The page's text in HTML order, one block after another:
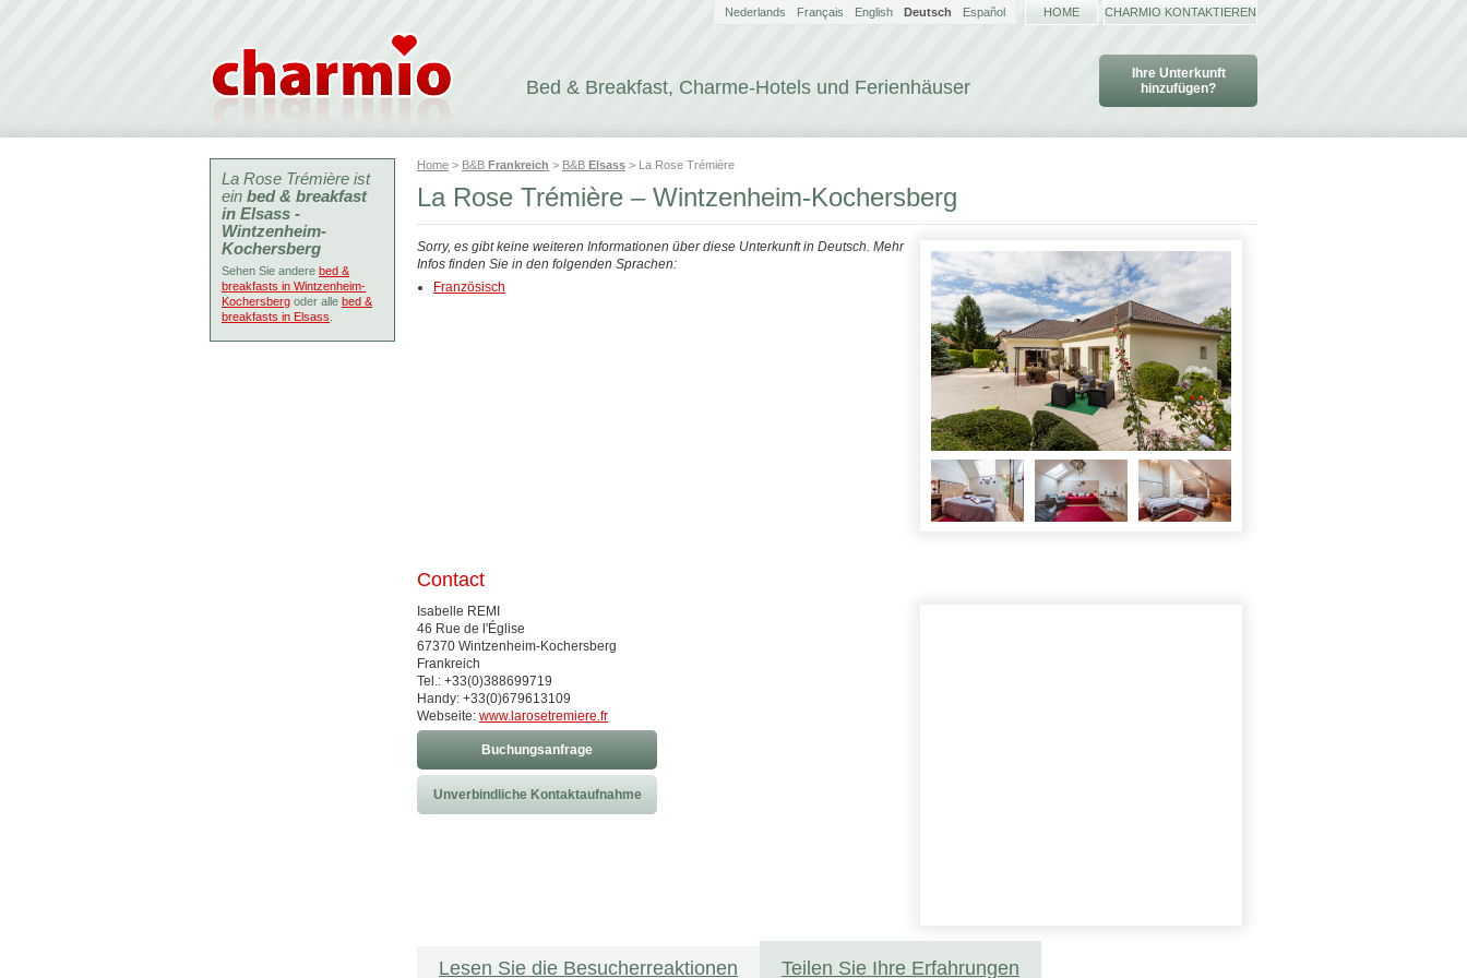
Bed & Breakfast, Charme-Hotels und Ferienhäuser
Ihre Unterkunft
hinzufügen?
Nederlands Français English Deutsch Español HOME CHARMIO KONTAKTIEREN
Home > B&B Frankreich > B&B Elsass > La Rose Trémière
La Rose Trémière – Wintzenheim-Kochersberg
Sorry, es gibt keine weiteren Informationen über diese Unterkunft in Deutsch. Mehr
Infos finden Sie in den folgenden Sprachen:
Französisch
Contact
Isabelle REMI
46 Rue de l'Église
67370 Wintzenheim-Kochersberg
Frankreich
Tel.: +33(0)388699719
Handy: +33(0)679613109
Webseite: www.larosetremiere.fr
Buchungsanfrage
Unverbindliche Kontaktaufnahme
Lesen Sie die Besucherreaktionen Teilen Sie Ihre Erfahrungen
La Rose Trémière ist
ein bed & breakfast
in Elsass -
Wintzenheim-
Kochersberg
Sehen Sie andere bed &
breakfasts in Wintzenheim-
Kochersberg oder alle bed &
breakfasts in Elsass